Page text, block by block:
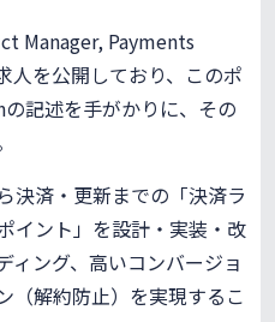
Manager, Payments
を公開しており、このポ
記述を手がかりに、その
決済・更新までの「決済ラ
イント」を設計・実装・改
ィング、高いコンバージョ
（解約防止）を実現するこ